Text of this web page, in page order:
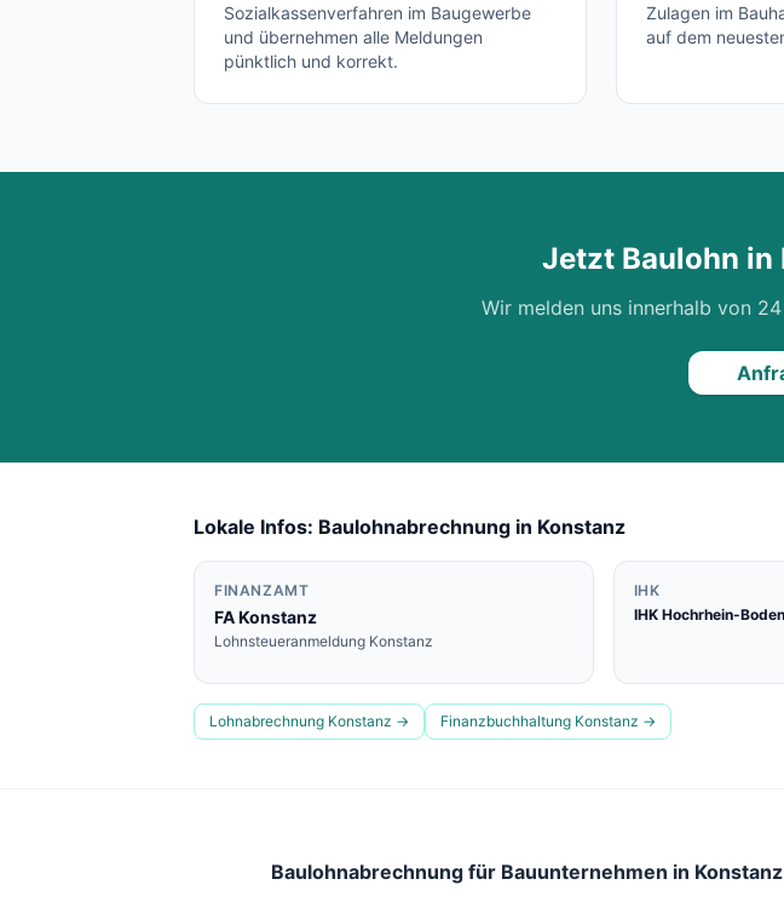
Sozialkassenverfahren im Baugewerbe
und übernehmen alle Meldungen
pünktlich und korrekt.
Zulagen im
auf dem
Jetzt Baulohn in
Wir melden uns innerhalb von
Lokale Infos: Baulohnabrechnung in Konstanz
FINANZAMT
FAKonstanz
Lohnsteueranmeldung Konstanz
IHK
IHK Hochrhein-
Lohnabrechnung Konstanz → Finanzbuchhaltung Konstanz →
Baulohnabrechnung für Bauunternehmen in